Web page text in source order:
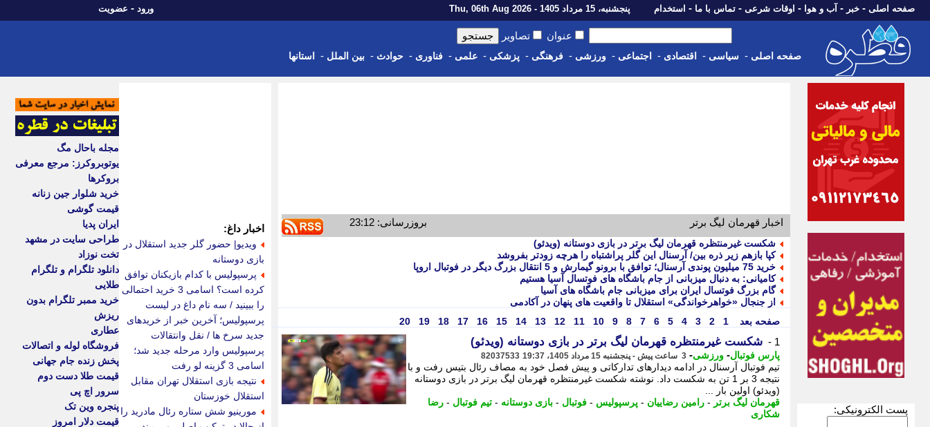
صفحه اصلی - خبر - آب و هوا - اوقات شرعی - تماس با ما - استخدام پنجشنبه، 15 مرداد 1405 - Thu, 06th Aug 2026 ورود - عضویت
عنوان تصاویر
صفحه اصلی - سیاسی - اقتصادی - اجتماعی - ورزشی - فرهنگی - پزشکی - علمی - فناوری - حوادث - بین الملل - استانها
پست الکترونیکی:
اخبار قهرمان لیگ برتر بروزرسانی: 23:12
شکست غیرمنتظره قهرمان لیگ برتر در بازی دوستانه (ویدئو)
کپا بازهم زیر ذره بین/ آرسنال این گلر پراشتباه را هرچه زودتر بفروشد
خرید 75 میلیون پوندی آرسنال؛ توافق با برونو گیمارش و 5 انتقال بزرگ دیگر در فوتبال اروپا
کامیانی: به دنبال میزبانی از جام باشگاه های فوتسال آسیا هستیم
گام بزرگ فوتسال ایران برای میزبانی جام باشگاه های آسیا
از جنجال «خواهرخواندگی» استقلال تا واقعیت های پنهان در آکادمی
صفحه بعد
1
2
3
4
5
6
7
8
9
10
11
12
13
14
15
16
17
18
19
20
1 - شکست غیرمنتظره قهرمان لیگ برتر در بازی دوستانه (ویدئو)
پارس فوتبال- ورزشی- 3 ساعت پیش - پنجشنبه 15 مرداد 1405، 19:37 82037533
تیم فوتبال آرسنال در ادامه دیدارهای تدارکاتی و پیش فصل خود به مصاف رئال بتیس رفت و با
نتیجه 3 بر 1 تن به شکست داد. نوشته شکست غیرمنتظره قهرمان لیگ برتر در بازی دوستانه
(ویدئو) اولین بار ...
قهرمان لیگ برتر - رامین رضاییان - پرسپولیس - فوتبال - بازی دوستانه - تیم فوتبال - رضا
شکاری
اخبار داغ:
ویدیو| حضور گلر جدید استقلال در
بازی دوستانه
پرسپولیس با کدام بازیکنان توافق
کرده است؟ اسامی 3 خرید احتمالی
را ببینید / سه نام داغ در لیست
پرسپولیس؛ آخرین خبر از خریدهای
جدید سرخ ها / نقل وانتقالات
پرسپولیس وارد مرحله جدید شد؛
اسامی 3 گزینه لو رفت
نتیجه بازی استقلال تهران مقابل
استقلال خوزستان
مورینیو شش ستاره رئال مادرید را
مجله باحال مگ
یوتوبروکرز: مرجع معرفی
بروکرها
خرید شلوار جین زنانه
قیمت گوشی
ایران پدیا
طراحی سایت در مشهد
تخت نوزاد
دانلود تلگرام و تلگرام
طلایی
خرید ممبر تلگرام بدون
ریزش
عطاری
فروشگاه لوله و اتصالات
پخش زنده جام جهانی
قیمت طلا دست دوم
سرور اچ پی
پنجره وین تک
قیمت دلار امروز